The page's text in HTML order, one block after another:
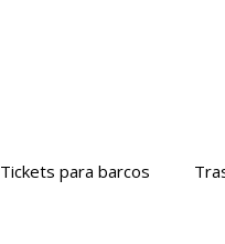
Tickets para barcos